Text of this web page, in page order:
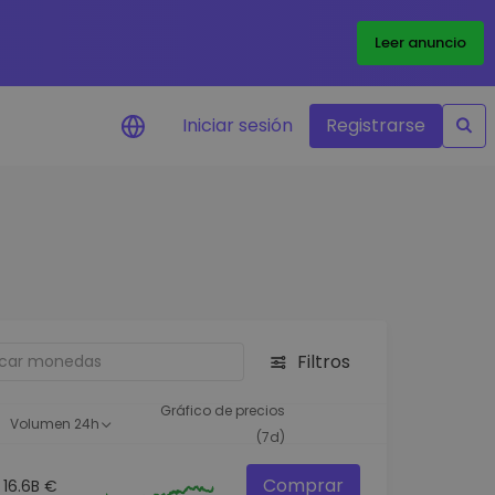
Leer anuncio
oportunidades de
inteligente para un
Iniciar sesión Registrarse
Filtros
Volumen 24h
Gráfico de precios
(7d)
16.6B € Comprar